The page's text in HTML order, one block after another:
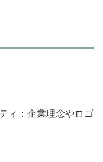
ィ：企業理念やロゴ